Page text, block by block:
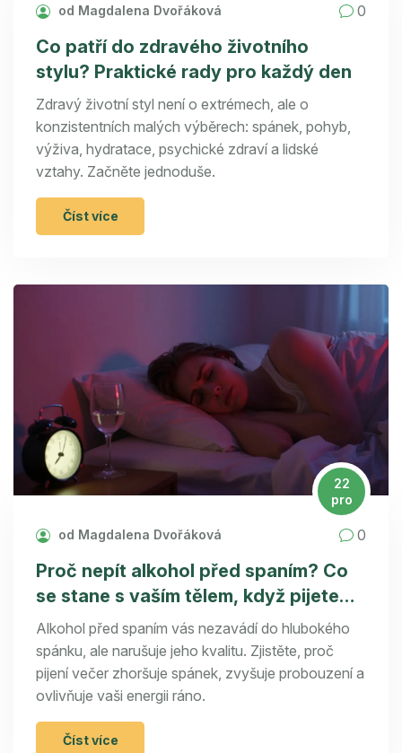
od Magdalena Dvořáková 0
Co patří do zdravého životního
stylu? Praktické rady pro každý den
Zdravý životní styl není o extrémech, ale o
konzistentních malých výběrech: spánek, pohyb,
výživa, hydratace, psychické zdraví a lidské
vztahy. Začněte jednoduše.
Číst více
22
pro
od Magdalena Dvořáková 0
Proč nepít alkohol před spaním? Co
se stane s vaším tělem, když pijete
před ložem
Alkohol před spaním vás nezavádí do hlubokého
spánku, ale narušuje jeho kvalitu. Zjistěte, proč
pijení večer zhoršuje spánek, zvyšuje probouzení a
ovlivňuje vaši energii ráno.
Číst více